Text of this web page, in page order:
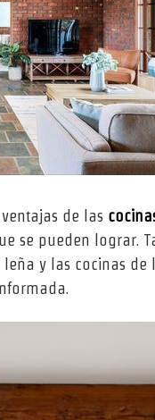
de las
se pueden lograr.
y las cocinas